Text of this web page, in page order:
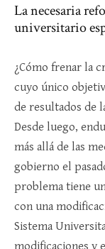
La necesaria
universitario
¿Cómo frenar la
cuyo único
de resultados de
Desde luego,
más allá de las
gobierno el
problema tiene
con una
Sistema
modificaciones y